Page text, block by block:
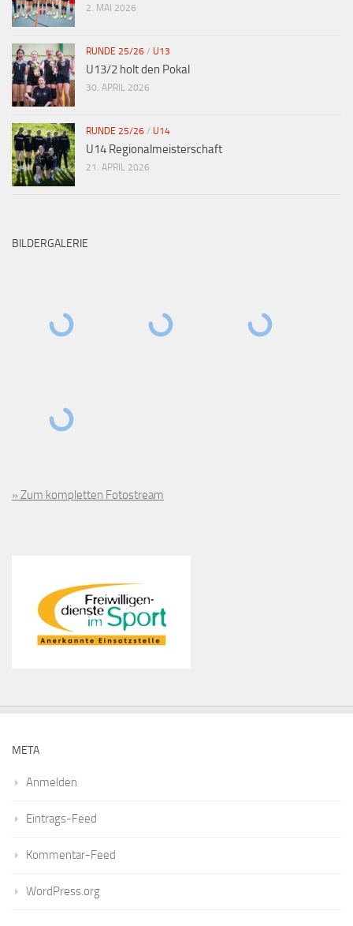
2. MAI 2026
RUNDE 25/26 / U13
U13/2 holt den Pokal
30. APRIL 2026
RUNDE 25/26 / U14
U14 Regionalmeisterschaft
21. APRIL 2026
BILDERGALERIE
» Zum kompletten Fotostream
META
Anmelden
Eintrags-Feed
Kommentar-Feed
WordPress.org